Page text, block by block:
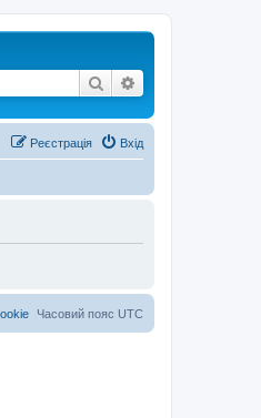
Пошук
Вхід
Реєстрація
Часовий пояс UTC